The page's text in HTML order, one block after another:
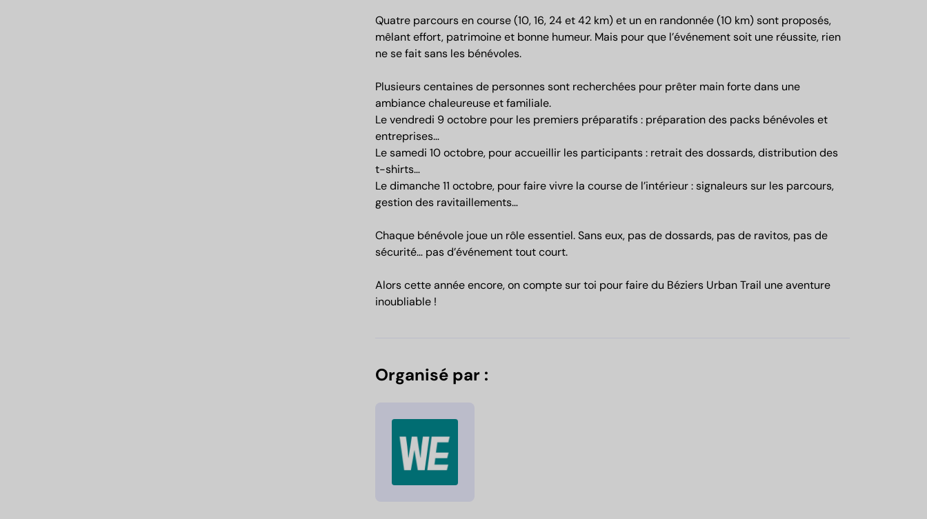
Quatre parcours en course (10, 16, 24 et 42 km) et un en randonnée (10 km) sont proposés,
mêlant effort, patrimoine et bonne humeur. Mais pour que l’événement soit une réussite, rien
ne se fait sans les bénévoles.
Plusieurs centaines de personnes sont recherchées pour prêter main forte dans une
ambiance chaleureuse et familiale.
Le vendredi 9 octobre pour les premiers préparatifs : préparation des packs bénévoles et
entreprises…
Le samedi 10 octobre, pour accueillir les participants : retrait des dossards, distribution des
t-shirts…
Le dimanche 11 octobre, pour faire vivre la course de l’intérieur : signaleurs sur les parcours,
gestion des ravitaillements…
Chaque bénévole joue un rôle essentiel. Sans eux, pas de dossards, pas de ravitos, pas de
sécurité… pas d’événement tout court.
Alors cette année encore, on compte sur toi pour faire du Béziers Urban Trail une aventure
inoubliable !
Organisé par :